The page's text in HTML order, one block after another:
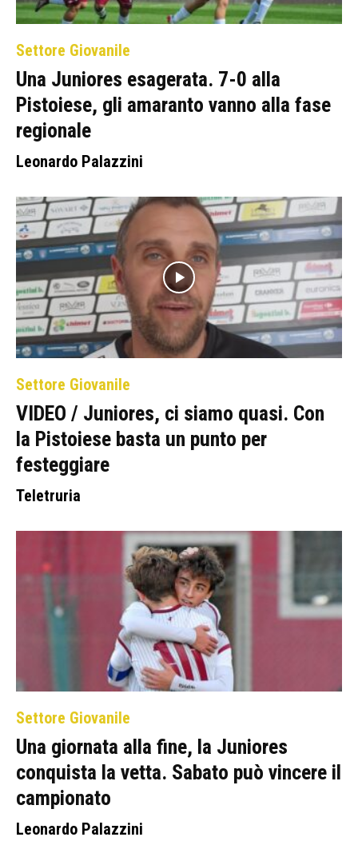
Settore Giovanile
Una Juniores esagerata. 7-0 alla
Pistoiese, gli amaranto vanno alla fase
regionale
Leonardo Palazzini
Settore Giovanile
VIDEO / Juniores, ci siamo quasi. Con
la Pistoiese basta un punto per
festeggiare
Teletruria
Settore Giovanile
Una giornata alla fine, la Juniores
conquista la vetta. Sabato può vincere il
campionato
Leonardo Palazzini